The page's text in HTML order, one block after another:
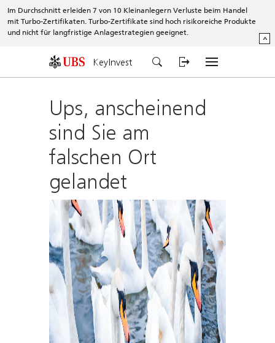
Im Durchschnitt erleiden 7 von 10 Kleinanlegern Verluste beim Handel
mit Turbo-Zertifikaten. Turbo-Zertifikate sind hoch risikoreiche Produkte
und nicht für langfristige Anlagestrategien geeignet.
^
KeyInvest
Ups, anscheinend
sind Sie am
falschen Ort
gelandet